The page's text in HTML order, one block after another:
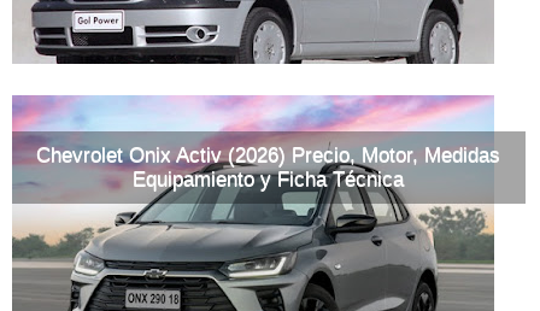
Chevrolet Onix Activ (2026) Precio, Motor, Medidas
Equipamiento y Ficha Técnica